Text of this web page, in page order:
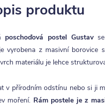
produktu
poschoďová postel Gustavse
vyrobena z masivní borovice
materiálu je lehce
v přírodním odstínu nebo si ji
moření. Rám postele je z